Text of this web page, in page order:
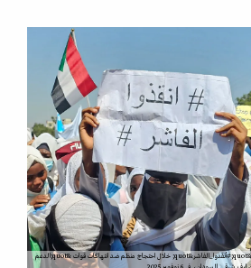
سودانية تحمل لافتة كُتب عليها باللغة العربية &quot;#أنقذوا_الفاشر&quot; خلال احتجاج منظم ضد انتهاكات قوات &quot;الدعم